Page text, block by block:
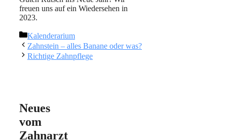
freuen uns auf ein Wiedersehen in
2023.
Kategorien
Kalenderarium
Zahnstein – alles Banane oder was?
Richtige Zahnpflege
Neues
vom
Zahnarzt